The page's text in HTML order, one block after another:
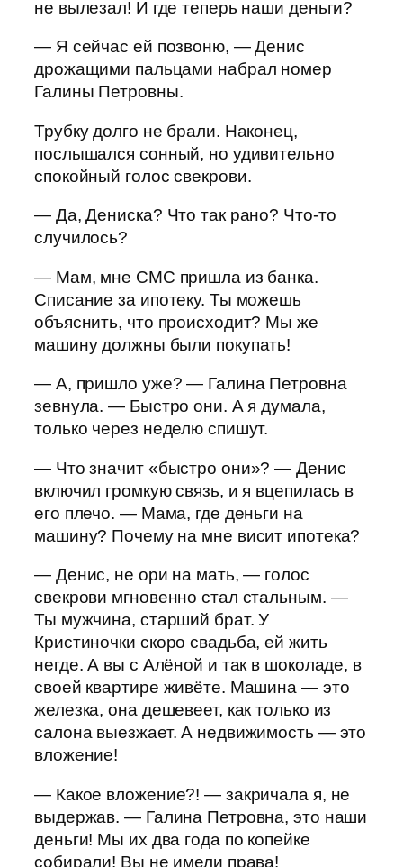
не вылезал! И где теперь наши деньги?
— Я сейчас ей позвоню, — Денис
дрожащими пальцами набрал номер
Галины Петровны.
Трубку долго не брали. Наконец,
послышался сонный, но удивительно
спокойный голос свекрови.
— Да, Дениска? Что так рано? Что-то
случилось?
— Мам, мне СМС пришла из банка.
Списание за ипотеку. Ты можешь
объяснить, что происходит? Мы же
машину должны были покупать!
— А, пришло уже? — Галина Петровна
зевнула. — Быстро они. А я думала,
только через неделю спишут.
— Что значит «быстро они»? — Денис
включил громкую связь, и я вцепилась в
его плечо. — Мама, где деньги на
машину? Почему на мне висит ипотека?
— Денис, не ори на мать, — голос
свекрови мгновенно стал стальным. —
Ты мужчина, старший брат. У
Кристиночки скоро свадьба, ей жить
негде. А вы с Алёной и так в шоколаде, в
своей квартире живёте. Машина — это
железка, она дешевеет, как только из
салона выезжает. А недвижимость — это
вложение!
— Какое вложение?! — закричала я, не
выдержав. — Галина Петровна, это наши
деньги! Мы их два года по копейке
собирали! Вы не имели права!